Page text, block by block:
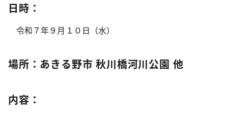
日時：
令和７年９月１０日（水）
場所：あきる野市 秋川橋河川公園 他
内容：